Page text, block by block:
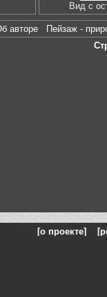
Вид с
авторе Пейзаж -
[о проекте]